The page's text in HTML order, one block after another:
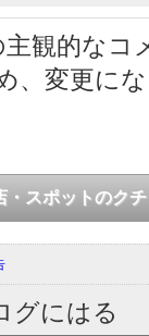
観的なコ
、変更に
・スポットのク
グにはる